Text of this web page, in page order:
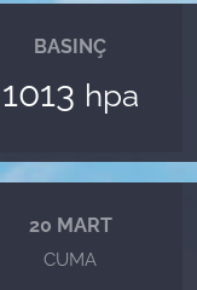
BASINÇ
1013 hpa
20 MART
CUMA